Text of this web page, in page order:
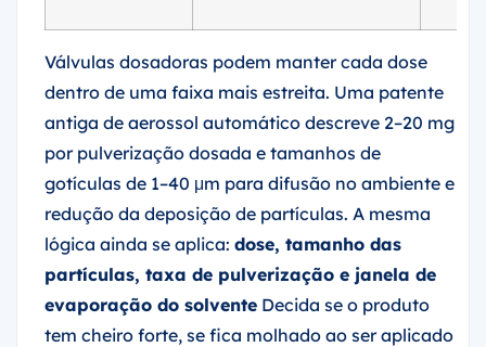
Válvulas dosadoras podem manter cada dose
dentro de uma faixa mais estreita. Uma patente
antiga de aerossol automático descreve 2–20 mg
por pulverização dosada e tamanhos de
gotículas de 1–40 μm para difusão no ambiente e
redução da deposição de partículas. A mesma
lógica ainda se aplica: dose, tamanho das
partículas, taxa de pulverização e janela de
evaporação do solvente Decida se o produto
tem cheiro forte, se fica molhado ao ser aplicado